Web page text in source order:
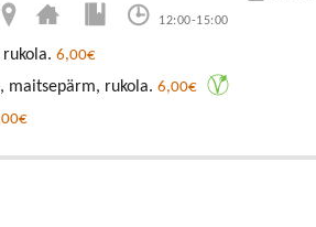
12:00-15:00
rukola. 6,00€
maitsepärm, rukola. 6,00€